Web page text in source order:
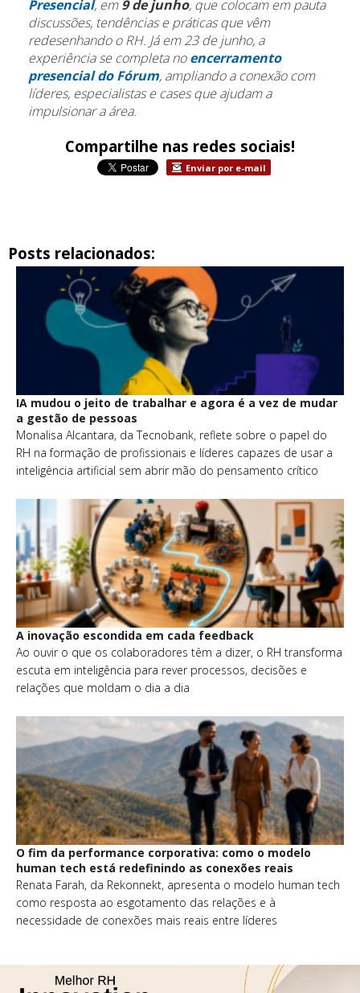
Presencial, em9 de junho, que colocam em pauta
discussões, tendências e práticas que vêm
redesenhando o RH. Já em 23 de junho, a
experiência se completa noencerramento
presencial do Fórum, ampliando a conexão com
líderes, especialistas e cases que ajudam a
impulsionar a área.
Compartilhe nas redes sociais!
Enviar por e-mail
Posts relacionados:
IA mudou o jeito de trabalhar e agora é a vez de mudar
a gestão de pessoas
Monalisa Alcantara, da Tecnobank, reflete sobre o papel do
RH na formação de profissionais e líderes capazes de usar a
inteligência artificial sem abrir mão do pensamento crítico
A inovação escondida em cada feedback
Ao ouvir o que os colaboradores têm a dizer, o RH transforma
escuta em inteligência para rever processos, decisões e
relações que moldam o dia a dia
O fim da performance corporativa: como o modelo
human tech está redefinindo as conexões reais
Renata Farah, da Rekonnekt, apresenta o modelo human tech
como resposta ao esgotamento das relações e à
necessidade de conexões mais reais entre líderes